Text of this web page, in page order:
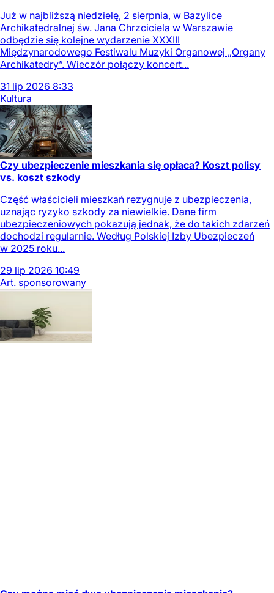
Już w najbliższą niedzielę, 2 sierpnia, w Bazylice
Archikatedralnej św. Jana Chrzciciela w Warszawie
odbędzie się kolejne wydarzenie XXXIII
Międzynarodowego Festiwalu Muzyki Organowej „Organy
Archikatedry”. Wieczór połączy koncert...
31 lip 2026 8:33
Kultura
Czy ubezpieczenie mieszkania się opłaca? Koszt polisy
vs. koszt szkody
Część właścicieli mieszkań rezygnuje z ubezpieczenia,
uznając ryzyko szkody za niewielkie. Dane firm
ubezpieczeniowych pokazują jednak, że do takich zdarzeń
dochodzi regularnie. Według Polskiej Izby Ubezpieczeń
w 2025 roku...
29 lip 2026 10:49
Art. sponsorowany